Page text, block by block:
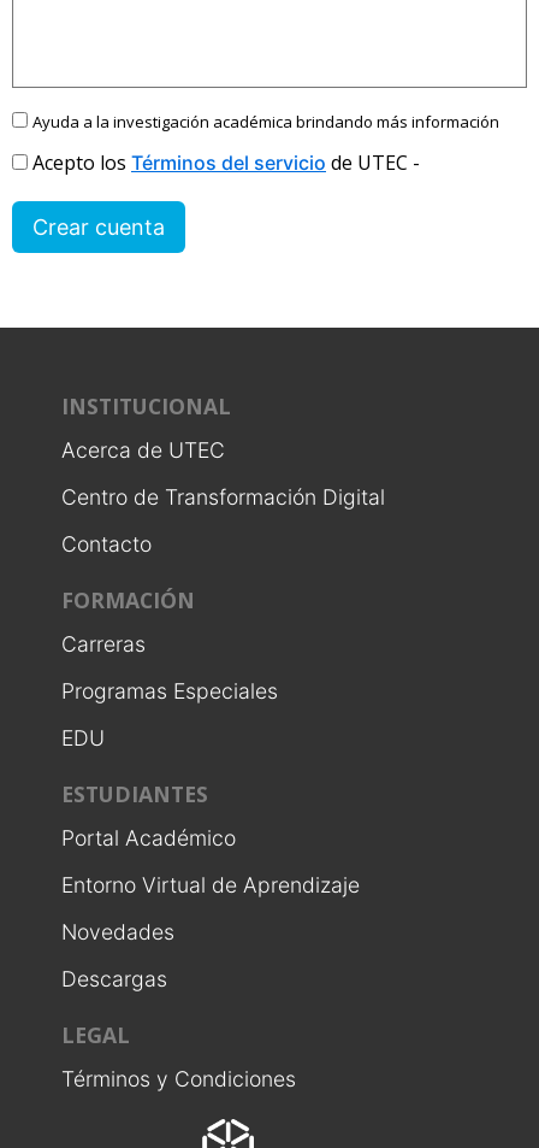
Ayuda a la investigación académica brindando más información
Acepto los Términos del servicio de UTEC -
Crear cuenta
INSTITUCIONAL
Acerca de UTEC
Centro de Transformación Digital
Contacto
FORMACIÓN
Carreras
Programas Especiales
EDU
ESTUDIANTES
Portal Académico
Entorno Virtual de Aprendizaje
Novedades
Descargas
LEGAL
Términos y Condiciones